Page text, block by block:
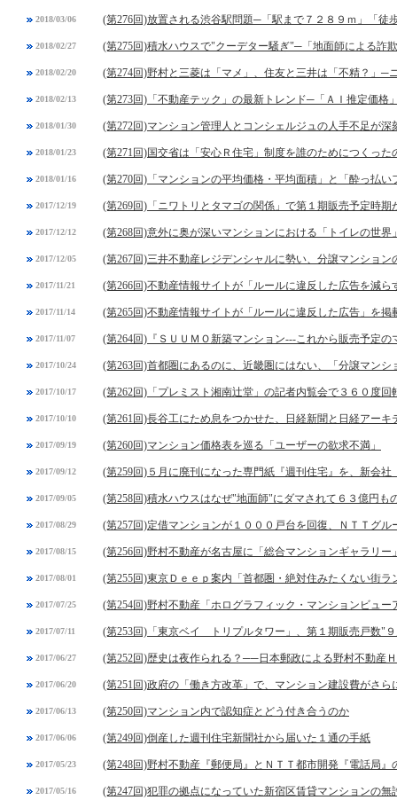
2018/03/06 (第276回)放置される渋谷駅問題─「駅まで７２８９ｍ」「徒
2018/02/27 (第275回)積水ハウスで"クーデター騒ぎ"─「地面師による詐
2018/02/20 (第274回)野村と三菱は「マメ」、住友と三井は「不精？」─
2018/02/13 (第273回)「不動産テック」の最新トレンド─「ＡＩ推定価格
2018/01/30 (第272回)マンション管理人とコンシェルジュの人手不足が深
2018/01/23 (第271回)国交省は「安心Ｒ住宅」制度を誰のためにつくった
2018/01/16 (第270回)「マンションの平均価格・平均面積」と「酔っ払
2017/12/19 (第269回)「ニワトリとタマゴの関係」で第１期販売予定時期
2017/12/12 (第268回)意外に奥が深いマンションにおける「トイレの世界
2017/12/05 (第267回)三井不動産レジデンシャルに勢い、分譲マンション
2017/11/21 (第266回)不動産情報サイトが「ルールに違反した広告を減ら
2017/11/14 (第265回)不動産情報サイトが「ルールに違反した広告」を掲
2017/11/07 (第264回)『ＳＵＵＭＯ新築マンション---これから販売予定
2017/10/24 (第263回)首都圏にあるのに、近畿圏にはない、「分譲マンシ
2017/10/17 (第262回)「プレミスト湘南辻堂」の記者内覧会で３６０度
2017/10/10 (第261回)長谷工にため息をつかせた、日経新聞と日経アーキ
2017/09/19 (第260回)マンション価格表を巡る「ユーザーの欲求不満」
2017/09/12 (第259回)５月に廃刊になった専門紙『週刊住宅』を、新会
2017/09/05 (第258回)積水ハウスはなぜ"地面師"にダマされて６３億円も
2017/08/29 (第257回)定借マンションが１０００戸台を回復、ＮＴＴグル
2017/08/15 (第256回)野村不動産が名古屋に「総合マンションギャラリ
2017/08/01 (第255回)東京Ｄｅｅｐ案内「首都圏・絶対住みたくない街ラ
2017/07/25 (第254回)野村不動産「ホログラフィック・マンションビュー
2017/07/11 (第253回)「東京ベイ トリプルタワー」、第１期販売戸数"
2017/06/27 (第252回)歴史は夜作られる？──日本郵政による野村不動産
2017/06/20 (第251回)政府の「働き方改革」で、マンション建設費がさら
2017/06/13 (第250回)マンション内で認知症とどう付き合うのか
2017/06/06 (第249回)倒産した週刊住宅新聞社から届いた１通の手紙
2017/05/23 (第248回)野村不動産『郵便局』とＮＴＴ都市開発『電話局
2017/05/16 (第247回)犯罪の拠点になっていた新宿区賃貸マンションの無